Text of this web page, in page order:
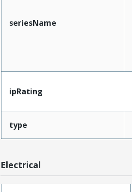
seriesName
ipRating
type
Electrical